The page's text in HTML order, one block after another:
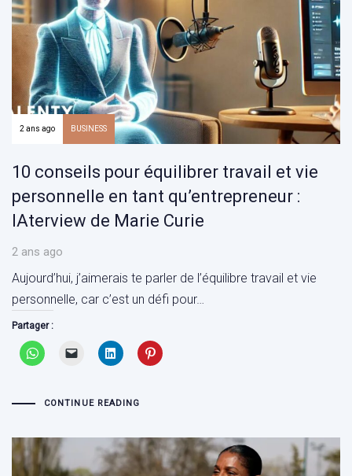
2 ans ago BUSINESS
10 conseils pour équilibrer travail et vie
personnelle en tant qu’entrepreneur :
IAterview de Marie Curie
2 ans ago
Aujourd’hui, j’aimerais te parler de l’équilibre travail et vie
personnelle, car c’est un défi pour…
Partager :
CONTINUE READING